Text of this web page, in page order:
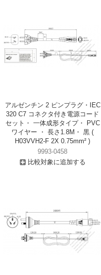
アルゼンチン 2 ピンプラグ・IEC
320 C7 コネクタ付き電源コード
セット・ 一体成形タイプ・ PVC
ワイヤー ・ 長さ1.8M・ 黒 (
H03VVH2-F 2X 0.75mm² )
9993-0458
比較対象に追加する